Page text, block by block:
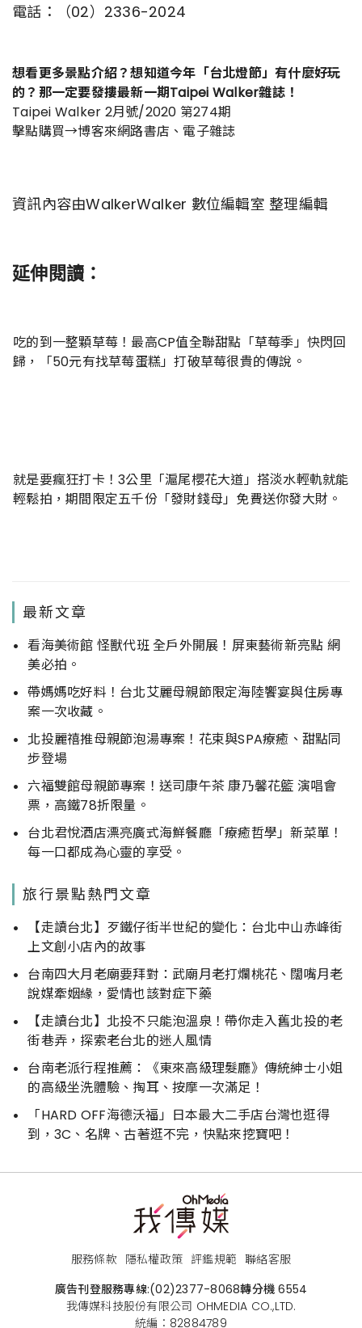
電話：（02）2336-2024
想看更多景點介紹？想知道今年「台北燈節」有什麼好玩
的？那一定要發摟最新一期Taipei Walker雜誌！
Taipei Walker 2月號/2020 第274期
擊點購買→博客來網路書店 、 電子雜誌
資訊內容由WalkerWalker 數位編輯室 整理編輯
延伸閱讀：
吃的到一整顆草莓！最高CP值全聯甜點「草莓季」快閃回
歸，「50元有找草莓蛋糕」打破草莓很貴的傳說。
就是要瘋狂打卡！3公里「滬尾櫻花大道」搭淡水輕軌就能
輕鬆拍，期間限定五千份「發財錢母」免費送你發大財。
最新文章
看海美術館 怪獸代班 全戶外開展！屏東藝術新亮點 網
美必拍。
帶媽媽吃好料！台北艾麗母親節限定海陸饗宴與住房專
案一次收藏。
北投麗禧推母親節泡湯專案！花束與SPA療癒、甜點同
步登場
六福雙館母親節專案！送司康午茶 康乃馨花籃 演唱會
票，高鐵78折限量。
台北君悅酒店漂亮廣式海鮮餐廳「療癒哲學」新菜單！
每一口都成為心靈的享受。
旅行景點熱門文章
【走讀台北】歹鐵仔街半世紀的變化：台北中山赤峰街
上文創小店內的故事
台南四大月老廟要拜對：武廟月老打爛桃花、闊嘴月老
說媒牽姻緣，愛情也該對症下藥
【走讀台北】北投不只能泡溫泉！帶你走入舊北投的老
街巷弄，探索老台北的迷人風情
台南老派行程推薦：《東來高級理髮廳》傳統紳士小姐
的高級坐洗體驗、掏耳、按摩一次滿足！
「HARD OFF海德沃福」日本最大二手店台灣也逛得
到，3C、名牌、古著逛不完，快點來挖寶吧！
服務條款 隱私權政策 評鑑規範 聯絡客服
廣告刊登服務專線:(02)2377-8068轉分機 6554
我傳媒科技股份有限公司 OHMEDIA CO.,LTD.
統編：82884789